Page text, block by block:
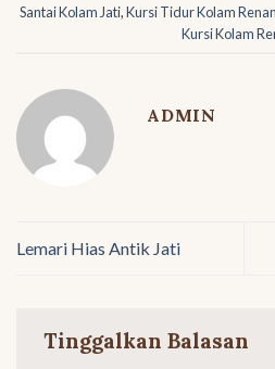
Santai Kolam Jati,Kursi Tidur Kolam
Kursi Kolam
ADMIN
Lemari Hias Antik Jati
Tinggalkan Balasan